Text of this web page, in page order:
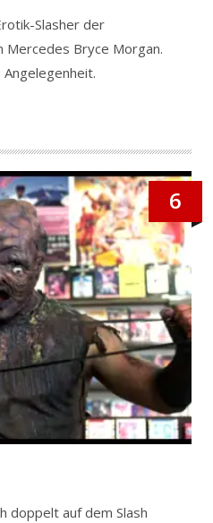
Slasher der
Mercedes Bryce Morgan.
6
doppelt auf dem Slash